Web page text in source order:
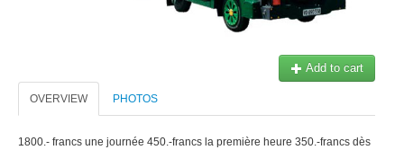
Add to cart
OVERVIEW PHOTOS
1800.- francs une journée 450.-francs la première heure 350.-francs dès